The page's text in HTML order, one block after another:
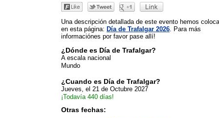
Una descripción detallada de este evento hemos
en esta página: Día de Trafalgar 2026 . Para más
informaciónes por favor pase allí!
¿Dónde es Día de Trafalgar?
A escala nacional
Mundo
¿Cuando es Día de Trafalgar?
Jueves, el 21 de Octubre 2027
¡Todavía 440 días!
Otras fechas: